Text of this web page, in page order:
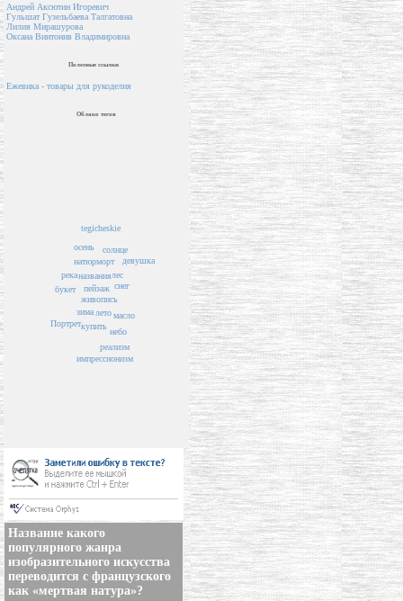
Андрей Аксютин Игоревич
Гульшат Гузельбаева Талгатовна
Лилия Мирашурова
Оксана Винтонив Владимировна
Полезные ссылки
Ежевика - товары для рукоделия
Облако тегов
пейзаж
названия
живопись
лето
натюрморт
купить
солнце
лес
зима
осень
букет
масло
река
снег
tegicheskie
реализм
небо
импрессионизм
Портрет
девушка
Название какого
популярного жанра
изобразительного искусства
переводится с французского
как «мертвая натура»?